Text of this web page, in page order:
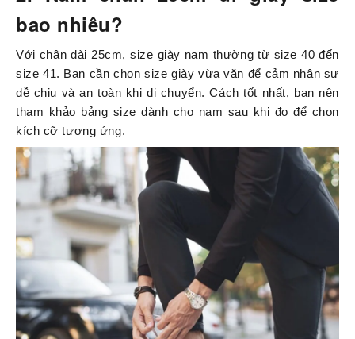
bao nhiêu?
Với chân dài 25cm, size giày nam thường từ size 40 đến
size 41. Bạn cần chọn size giày vừa vặn để cảm nhận sự
dễ chịu và an toàn khi di chuyển. Cách tốt nhất, bạn nên
tham khảo bảng size dành cho nam sau khi đo để chọn
kích cỡ tương ứng.